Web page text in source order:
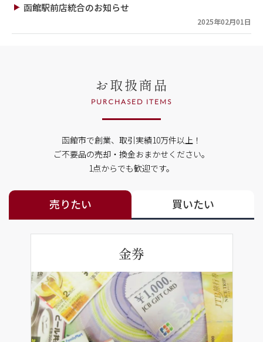
函館駅前店統合のお知らせ
2025年02月01日
お取扱商品
PURCHASED ITEMS
函館市で創業、取引実績10万件以上！
ご不要品の売却・換金おまかせください。
1点からでも歓迎です。
売りたい 買いたい
金券